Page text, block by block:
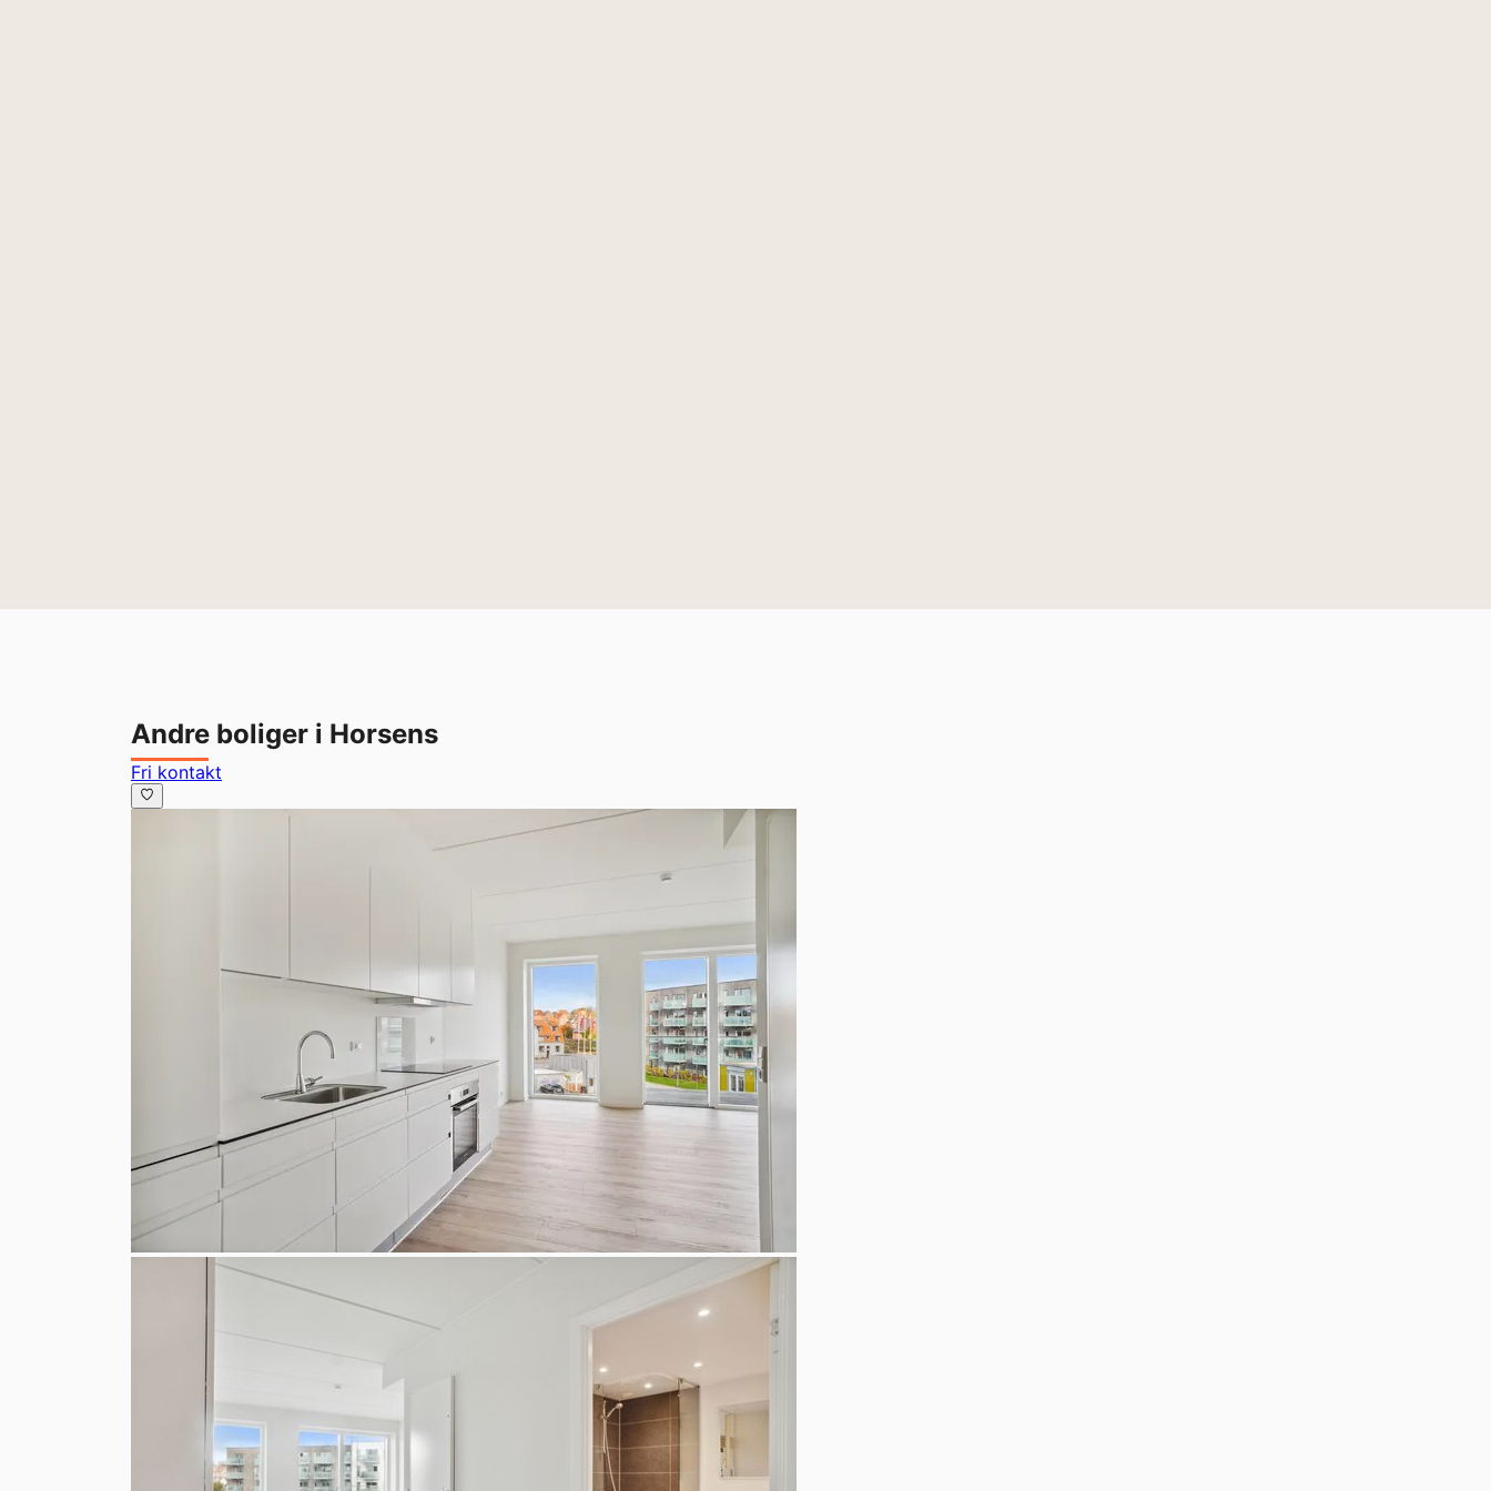
Andre boliger i Horsens
Fri kontakt